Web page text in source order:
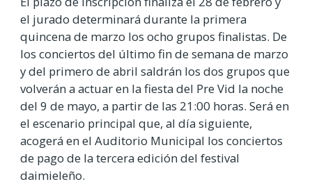
el jurado determinará durante la primera
quincena de marzo los ocho grupos finalistas. De
los conciertos del último fin de semana de marzo
y del primero de abril saldrán los dos grupos que
volverán a actuar en la fiesta del Pre Vid la noche
del 9 de mayo, a partir de las 21:00 horas. Será en
el escenario principal que, al día siguiente,
acogerá en el Auditorio Municipal los conciertos
de pago de la tercera edición del festival
daimieleño.